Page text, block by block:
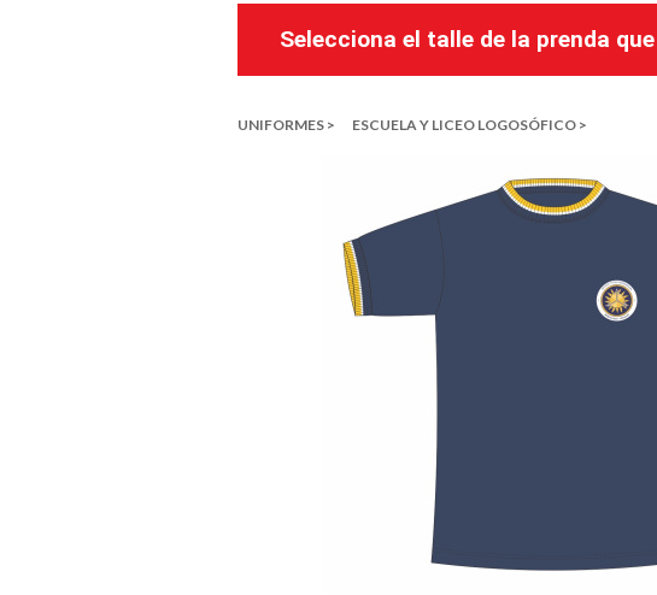
Selecciona el talle de la prenda
UNIFORMES > ESCUELA Y LICEO LOGOSÓFICO >